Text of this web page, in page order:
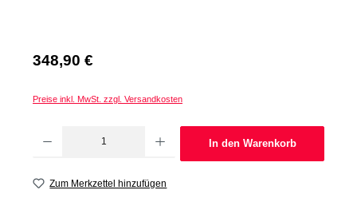
Regulärer Preis:
348,90 €
Preise inkl. MwSt. zzgl. Versandkosten
In den Warenkorb
Zum Merkzettel hinzufügen